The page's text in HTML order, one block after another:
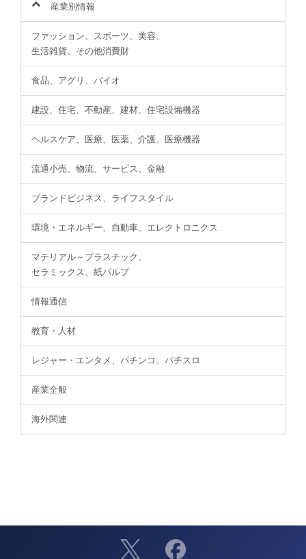
産業別情報
ファッション、スポーツ、美容、
生活雑貨、その他消費財
食品、アグリ、バイオ
建設、住宅、不動産、建材、住宅設備機器
ヘルスケア、医療、医薬、介護、医療機器
流通小売、物流、サービス、金融
ブランドビジネス、ライフスタイル
環境・エネルギー、自動車、エレクトロニクス
マテリアル～プラスチック、
セラミックス、紙パルプ
情報通信
教育・人材
レジャー・エンタメ、パチンコ、パチスロ
産業全般
海外関連